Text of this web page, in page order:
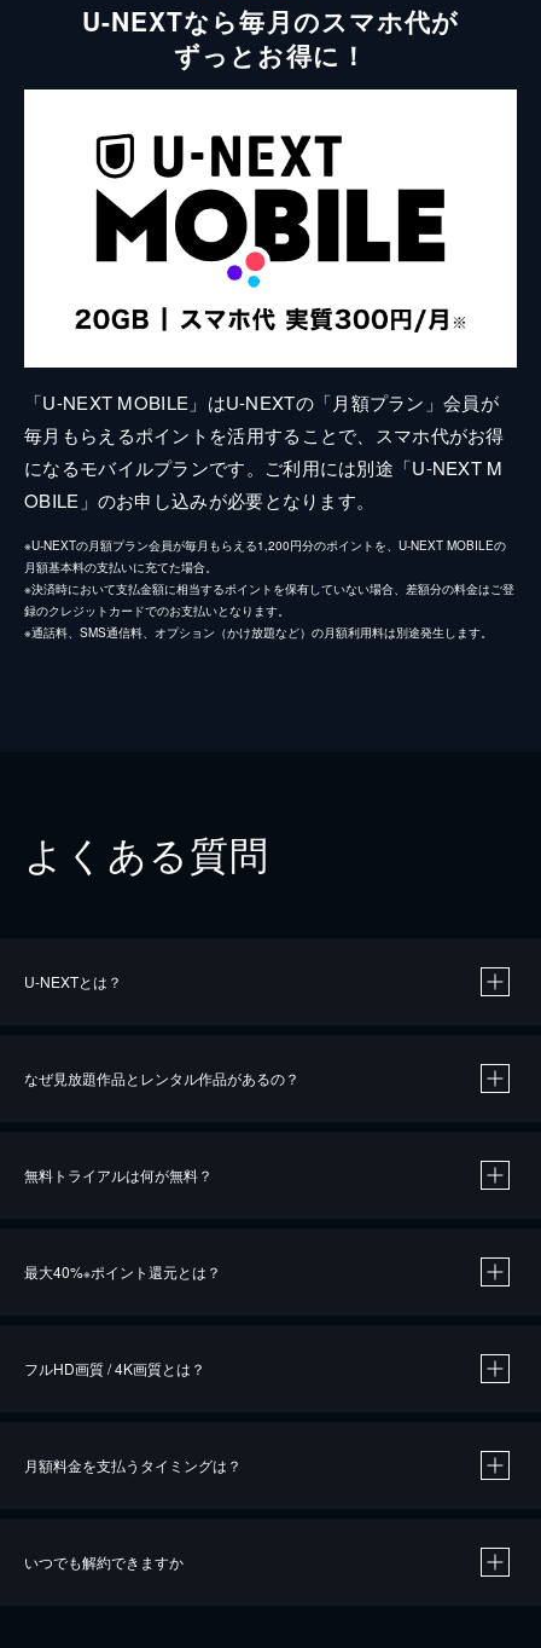
U-NEXTなら毎月のスマホ代が
ずっとお得に！
「U-NEXT MOBILE」はU-NEXTの「月額プラン」会員が
毎月もらえるポイントを活用することで、スマホ代がお得
になるモバイルプランです。ご利用には別途「U-NEXT M
OBILE」のお申し込みが必要となります。
※U-NEXTの月額プラン会員が毎月もらえる1,200円分のポイントを、U-NEXT MOBILEの
月額基本料の支払いに充てた場合。
※決済時において支払金額に相当するポイントを保有していない場合、差額分の料金はご登
録のクレジットカードでのお支払いとなります。
※通話料、SMS通信料、オプション（かけ放題など）の月額利用料は別途発生します。
よくある質問
U-NEXTとは？
なぜ見放題作品とレンタル作品があるの？
無料トライアルは何が無料？
最大40%※ポイント還元とは？
※40％ポイント還元の対象は、クレジットカード決済による作品の購入 / レンタルです。
iOSアプリのUコイン決済による作品の購入 / レンタルは、20％のポイント還元です。
フルHD画質 / 4K画質とは？
月額料金を支払うタイミングは？
いつでも解約できますか